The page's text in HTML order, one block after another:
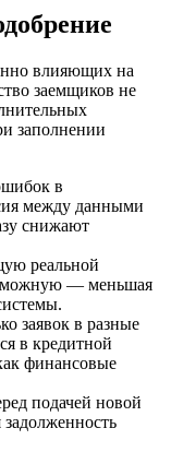
влияющих на
заемщиков не
заполнении
в
между данными
снижают
реальной
— меньшая
заявок в разные
в кредитной
финансовые
подачей новой